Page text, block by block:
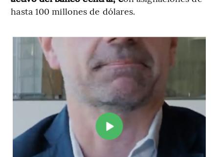
hasta 100 millones de dólares.